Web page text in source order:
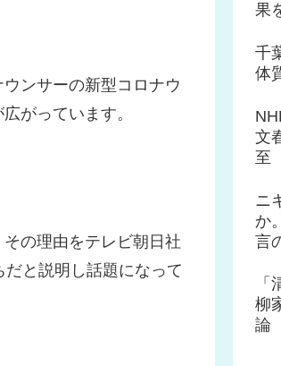
ンサーの新型コロナウ
がっています。
の理由をテレビ朝日社
と説明し話題になって
果
千
体
文
至
ニ
か
言
柳
論